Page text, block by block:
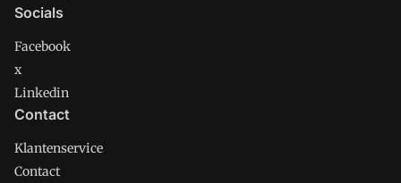
Socials
Facebook
x
Linkedin
Contact
Klantenservice
Contact